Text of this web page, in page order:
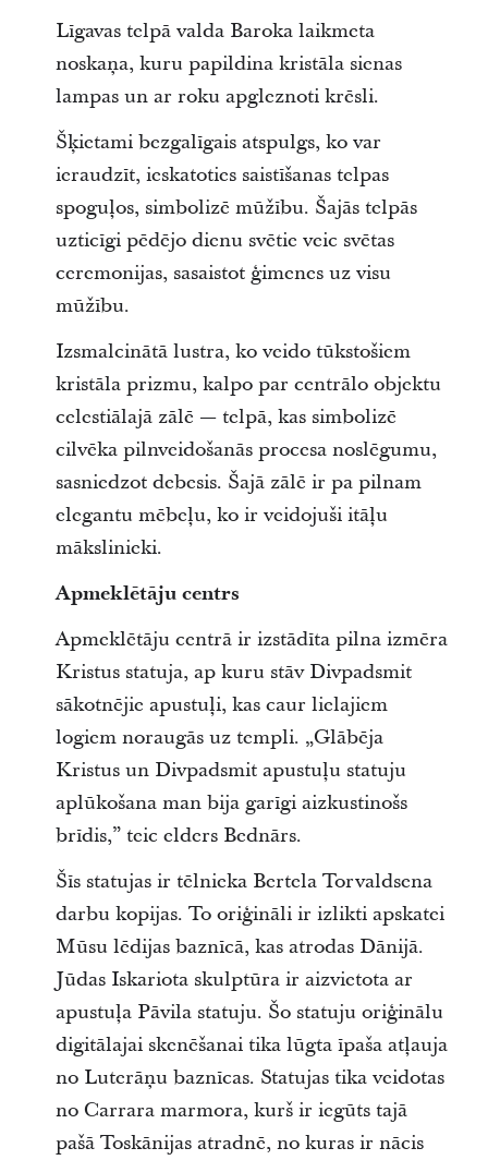
Līgavas telpā valda Baroka laikmeta
noskaņa, kuru papildina kristāla sienas
lampas un ar roku apgleznoti krēsli.
Šķietami bezgalīgais atspulgs, ko var
ieraudzīt, ieskatoties saistīšanas telpas
spoguļos, simbolizē mūžību. Šajās telpās
uzticīgi pēdējo dienu svētie veic svētas
ceremonijas, sasaistot ģimenes uz visu
mūžību.
Izsmalcinātā lustra, ko veido tūkstošiem
kristāla prizmu, kalpo par centrālo objektu
celestiālajā zālē — telpā, kas simbolizē
cilvēka pilnveidošanās procesa noslēgumu,
sasniedzot debesis. Šajā zālē ir pa pilnam
elegantu mēbeļu, ko ir veidojuši itāļu
mākslinieki.
Apmeklētāju centrs
Apmeklētāju centrā ir izstādīta pilna izmēra
Kristus statuja, ap kuru stāv Divpadsmit
sākotnējie apustuļi, kas caur lielajiem
logiem noraugās uz templi. „Glābēja
Kristus un Divpadsmit apustuļu statuju
aplūkošana man bija garīgi aizkustinošs
brīdis,” teic elders Bednārs.
Šīs statujas ir tēlnieka Bertela Torvaldsena
darbu kopijas. To oriģināli ir izlikti apskatei
Mūsu lēdijas baznīcā, kas atrodas Dānijā.
Jūdas Iskariota skulptūra ir aizvietota ar
apustuļa Pāvila statuju. Šo statuju oriģinālu
digitālajai skenēšanai tika lūgta īpaša atļauja
no Luterāņu baznīcas. Statujas tika veidotas
no Carrara marmora, kurš ir iegūts tajā
pašā Toskānijas atradnē, no kuras ir nācis